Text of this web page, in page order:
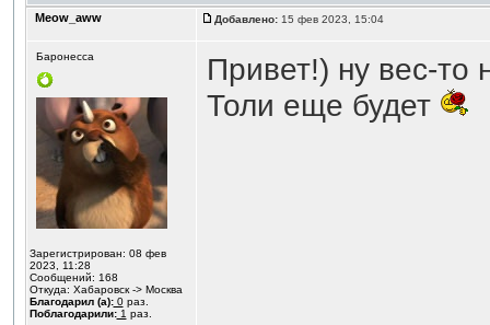
Meow_aww Добавлено:15 фев 2023, 15:04
Баронесса
Зарегистрирован: 08 фев
2023, 11:28
Сообщений: 168
Откуда: Хабаровск -> Москва
Благодарил (а):0раз.
Поблагодарили:1 раз.
Привет!) ну вес-то
Толи еще будет